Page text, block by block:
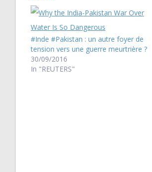
#Inde #Pakistan : un autre foyer de
tension vers une guerre meurtrière ?
30/09/2016
In "REUTERS"